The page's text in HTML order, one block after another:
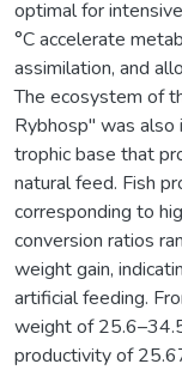
optimal for
°C accelerate
assimilation, and
The ecosystem of
Rybhosp" was also
trophic base that
natural feed. Fish
corresponding to
conversion ratios
weight gain,
artificial feeding.
weight of
productivity of